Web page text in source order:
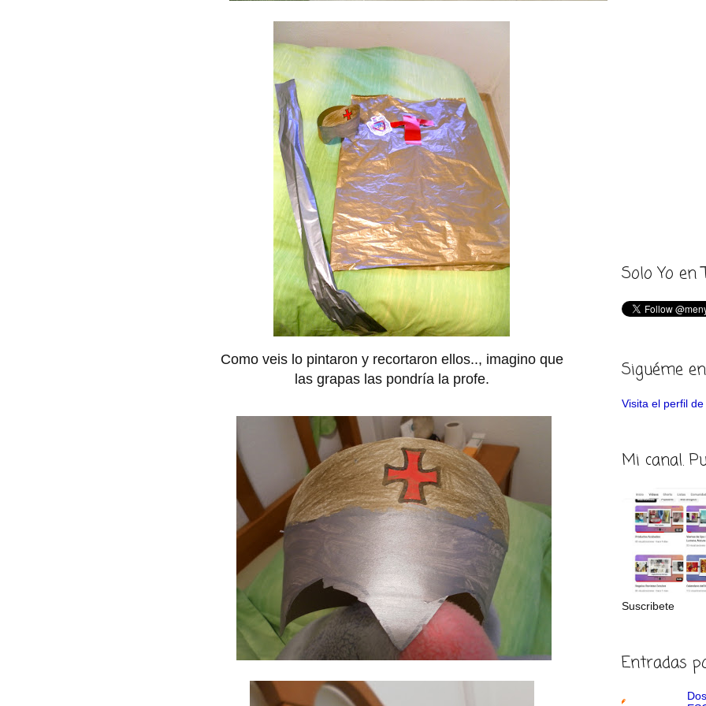
Como veis lo pintaron y recortaron ellos.., imagino que
las grapas las pondría la profe.
Solo Yo en
Siguéme
Visita el perfil
Mi canal.
Suscribete
Entradas